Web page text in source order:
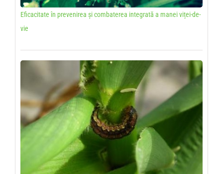
Eficacitate în prevenirea și combaterea integrată a manei viței-de-
vie